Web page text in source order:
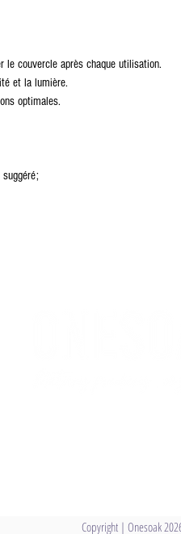
le couvercle après chaque utilisation.
et la lumière.
optimales.
Copyright | Onesoak